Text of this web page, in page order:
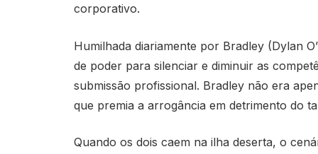
corporativo.
Humilhada diariamente por Bradley (Dylan
de poder para silenciar e diminuir as
submissão profissional. Bradley não era
que premia a arrogância em detrimento do
Quando os dois caem na ilha deserta, o